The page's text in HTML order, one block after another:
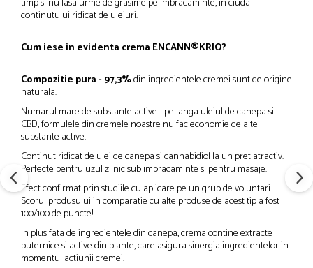
continutului ridicat de uleiuri.
Cum iese in evidenta crema ENCANN®KRIO?
Compozitie pura - 97,3%din ingredientele cremei sunt de origine
naturala.
Numarul mare de substante active - pe langa uleiul de canepa si
CBD, formulele din cremele noastre nu fac economie de alte
substante active.
Continut ridicat de ulei de canepa si cannabidiol la un pret atractiv.
Perfecte pentru uzul zilnic sub imbracaminte si pentru masaje.
Efect confirmat prin studiile cu aplicare pe un grup de voluntari.
Scorul produsului in comparatie cu alte produse de acest tip a fost
100/100 de puncte!
In plus fata de ingredientele din canepa, crema contine extracte
puternice si active din plante, care asigura sinergia ingredientelor in
momentul actiunii cremei.